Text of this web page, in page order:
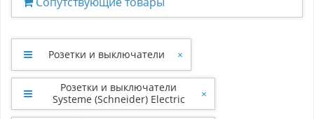
Розетки и выключатели ×
Розетки и выключатели
Systeme (Schneider) Electric
×